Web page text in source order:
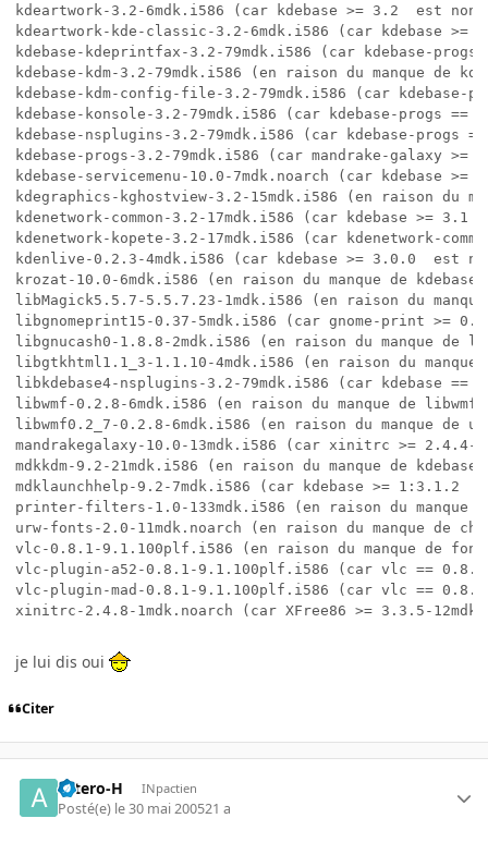
kdeartwork-3.2-6mdk.i586 (car kdebase >= 3.2  est
kdeartwork-kde-classic-3.2-6mdk.i586 (car kdebase
kdebase-kdeprintfax-3.2-79mdk.i586 (car kdebase-
kdebase-kdm-3.2-79mdk.i586 (en raison du manque de
kdebase-kdm-config-file-3.2-79mdk.i586 (car kdebase-
kdebase-konsole-3.2-79mdk.i586 (car kdebase-progs
kdebase-nsplugins-3.2-79mdk.i586 (car kdebase-
kdebase-progs-3.2-79mdk.i586 (car mandrake-galaxy
kdebase-servicemenu-10.0-7mdk.noarch (car kdebase
kdegraphics-kghostview-3.2-15mdk.i586 (en raison du
kdenetwork-common-3.2-17mdk.i586 (car kdebase >=
kdenetwork-kopete-3.2-17mdk.i586 (car kdenetwork-
kdenlive-0.2.3-4mdk.i586 (car kdebase >= 3.0.0  est
krozat-10.0-6mdk.i586 (en raison du manque de kdebase)
libMagick5.5.7-5.5.7.23-1mdk.i586 (en raison du
libgnomeprint15-0.37-5mdk.i586 (car gnome-print >=
libgnucash0-1.8.8-2mdk.i586 (en raison du manque de
libgtkhtml1.1_3-1.1.10-4mdk.i586 (en raison du
libkdebase4-nsplugins-3.2-79mdk.i586 (car kdebase
libwmf-0.2.8-6mdk.i586 (en raison du manque de
libwmf0.2_7-0.2.8-6mdk.i586 (en raison du manque
mandrakegalaxy-10.0-13mdk.i586 (car xinitrc >=
mdkkdm-9.2-21mdk.i586 (en raison du manque de
mdklaunchhelp-9.2-7mdk.i586 (car kdebase >= 1:3.1.2
printer-filters-1.0-133mdk.i586 (en raison du manque
urw-fonts-2.0-11mdk.noarch (en raison du manque de
vlc-0.8.1-9.1.100plf.i586 (en raison du manque de
vlc-plugin-a52-0.8.1-9.1.100plf.i586 (car vlc ==
vlc-plugin-mad-0.8.1-9.1.100plf.i586 (car vlc ==
je lui dis oui
Citer
astero-H INpactien
Posté(e) le 30 mai 200521 a